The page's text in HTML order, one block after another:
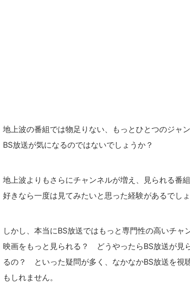
地上波の番組では物足りない、もっとひとつのジャ
BS放送が気になるのではないでしょうか？
地上波よりもさらにチャンネルが増え、見られる番
好きなら一度は見てみたいと思った経験があるでしょ
しかし、本当にBS放送ではもっと専門性の高いチ
映画をもっと見られる？ どうやったらBS放送が見
るの？ といった疑問が多く、なかなかBS放送を視
もしれません。